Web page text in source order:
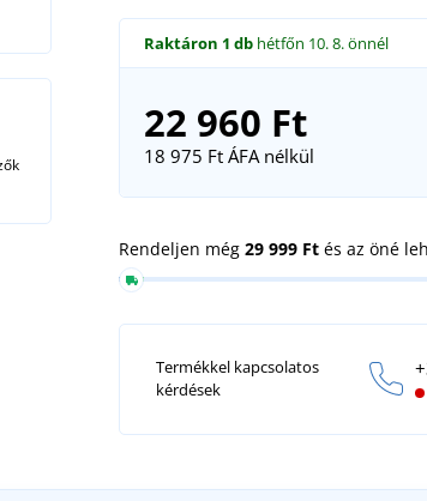
Raktáron 1 db hétfőn 10. 8.önnél
22 960 Ft
18 975 FtÁFA nélkül
Rendeljen még 29 999 Ft és az öné
Termékkel kapcsolatos
kérdések